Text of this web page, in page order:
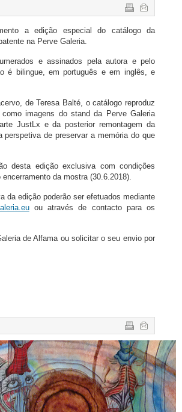
a edição especial do catálogo da
na Perve Galeria.
e assinados pela autora e pelo
é bilingue, em português e em inglês, e
de Teresa Balté, o catálogo reproduz
imagens do stand da Perve Galeria
JustLx e da posterior remontagem da
de preservar a memória do que
desta edição exclusiva com condições
da mostra (30.6.2018).
da edição poderão ser efetuados mediante
ou através de contacto para os
de Alfama ou solicitar o seu envio por